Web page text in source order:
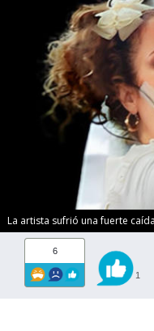
La artista sufrió una fuerte
6
1